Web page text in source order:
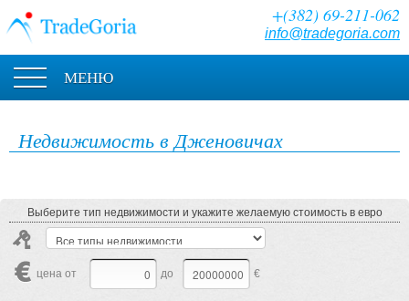
+(382) 69-211-062
info@tradegoria.com
МЕНЮ
Недвижимость в Дженовичах
Выберите тип недвижимости и укажите желаемую стоимость в евро
цена от до €